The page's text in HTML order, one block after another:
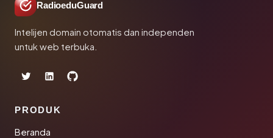
RadioeduGuard
Intelijen domain otomatis dan independen
untuk web terbuka.
PRODUK
Beranda